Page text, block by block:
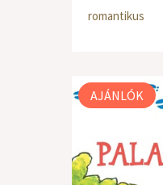
romantikus
AJÁNLÓK